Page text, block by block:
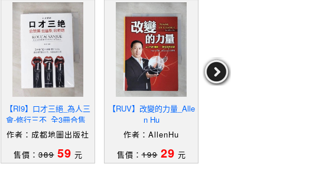
【RI9】口才三絕_為人三
會-修行三不_全3冊合售_
簡體_成都地圖出版社 編
作者：成都地圖出版社
售價：389 59 元
【RUV】改變的力量_Alle
n Hu
作者：AllenHu
售價：199 29 元